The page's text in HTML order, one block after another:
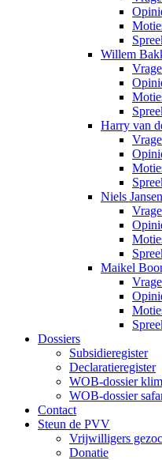
Willem
Harry van
Niels Jansen
Maikel
Dossiers
Subsidieregister
Declaratieregister
WOB-dossier
WOB-dossier
Contact
Steun de PVV
Vrijwilligers
Donatie